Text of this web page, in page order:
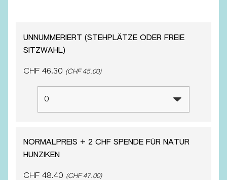
UNNUMMERIERT (STEHPLÄTZE ODER FREIE
SITZWAHL)
CHF 46.30 (CHF 45.00)
NORMALPREIS + 2 CHF SPENDE FÜR NATUR
HUNZIKEN
CHF 48.40 (CHF 47.00)